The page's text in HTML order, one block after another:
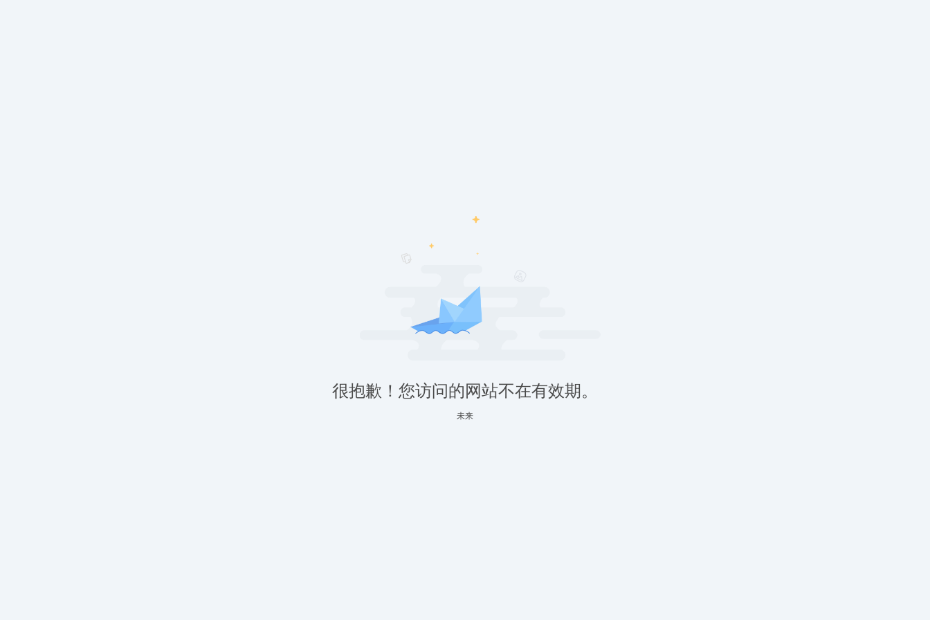
很抱歉！您访问的网站不在有效期。
未来